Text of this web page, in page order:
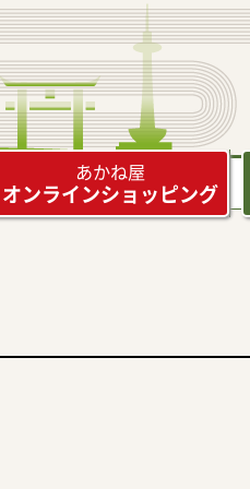
あかね屋
オンラインショッピング